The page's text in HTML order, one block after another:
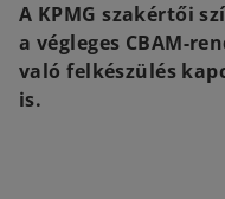
A KPMG szakértői
a végleges CBAM-
való felkészülés
is.